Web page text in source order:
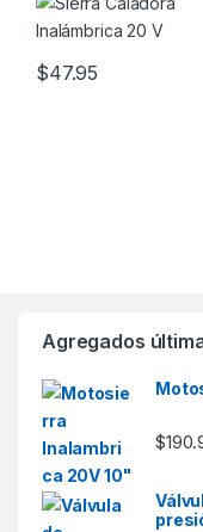
$47.95
Agregados
$